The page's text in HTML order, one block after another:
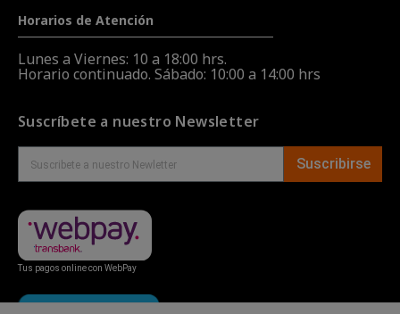
Horarios de Atención
Lunes a Viernes: 10 a 18:00 hrs.
Horario continuado. Sábado: 10:00 a 14:00 hrs
Suscríbete a nuestro Newsletter
Suscribirse
Tus pagos online con WebPay